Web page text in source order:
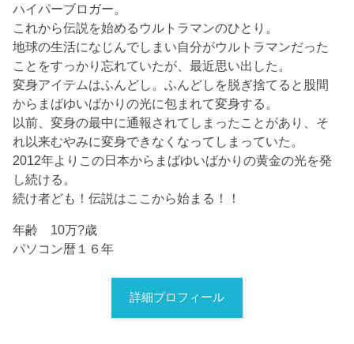
ハイパーブロガー。
これから伝説を始めるウルトラマンのひとり。
地球の生活になじんでしまい自分がウルトラマンだった
ことをすっかり忘れていたが、最近思い出した。
変身アイテムはふんどし。ふんどしを脱ぎ捨てると股間
からまばゆいばかりの光に包まれて変身する。
以前、変身の最中に通報されてしまったことがあり、そ
れ以来むやみに変身できなくなってしまっていた。
2012年よりこの日本からまばゆいばかりの黄金の光を発
し続ける。
続け者ども！伝説はここから始まる！！
年齢 10万?歳
パソコン暦１６年
詳細プロフィール